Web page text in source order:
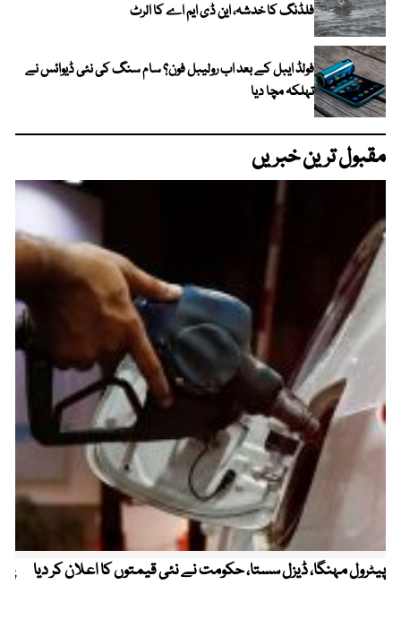
فلڈنگ کا خدشہ، این ڈی ایم اے کا الرٹ
فولڈ ایبل کے بعد اب رولیبل فون؟ سام سنگ کی نئی ڈیوائس نے
تہلکہ مچا دیا
مقبول ترین خبریں
پیٹرول مہنگا، ڈیزل سستا، حکومت نے نئی قیمتوں کا اعلان کر دیا